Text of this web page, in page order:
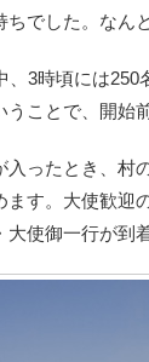
でした。なん
、3時頃には
ことで、開始
ったとき、村
ます。大使歓
使御一行が到